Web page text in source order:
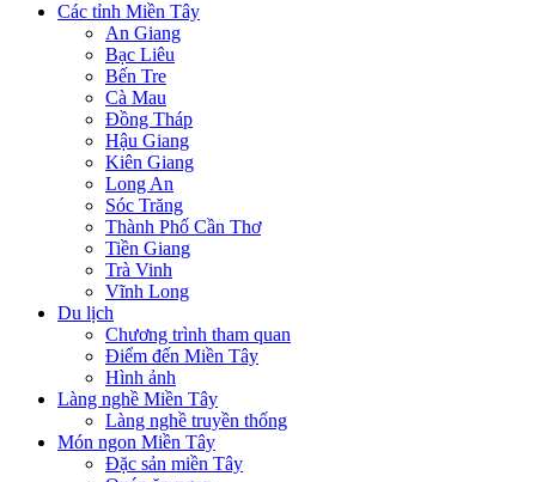
Các tỉnh Miền Tây
An Giang
Bạc Liêu
Bến Tre
Cà Mau
Đồng Tháp
Hậu Giang
Kiên Giang
Long An
Sóc Trăng
Thành Phố Cần Thơ
Tiền Giang
Trà Vinh
Vĩnh Long
Du lịch
Chương trình tham quan
Điểm đến Miền Tây
Hình ảnh
Làng nghề Miền Tây
Làng nghề truyền thống
Món ngon Miền Tây
Đặc sản miền Tây